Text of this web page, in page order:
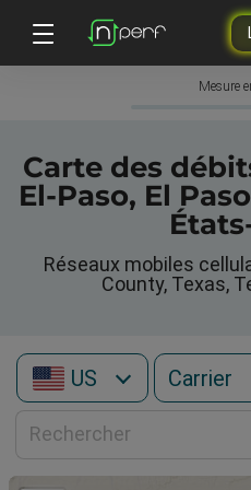
Mesure
Carte des
El-Paso, El
Réseaux mobiles
County, Texas,
US